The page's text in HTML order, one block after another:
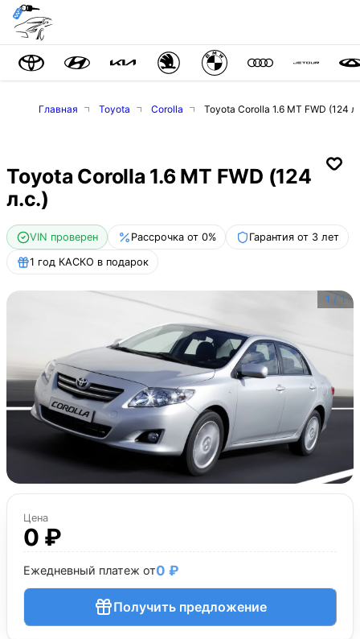
Главная Toyota Corolla Toyota Corolla 1.6 MT FWD (124
Toyota Corolla 1.6 MT FWD (124
л.с.)
VIN проверен Рассрочка от 0% Гарантия от 3 лет
1 год КАСКО в подарок
1 / 1
Цена
0 ₽
Ежедневный платеж от0 ₽
Получить предложение